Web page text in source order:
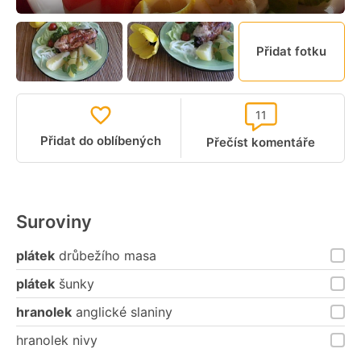
Přidat fotku
Přidat do oblíbených Přečíst komentáře
11
Suroviny
plátek drůbežího masa
plátek šunky
hranolek anglické slaniny
hranolek nivy